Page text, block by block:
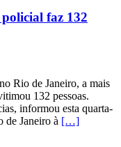
faz 132
Rio de Janeiro, a mais
132 pessoas.
informou esta quarta-
de Janeiro à […]